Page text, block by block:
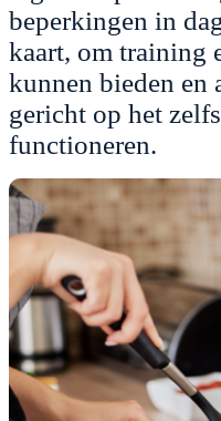
beperkingen in
kaart, om training
kunnen bieden en
gericht op het
functioneren.